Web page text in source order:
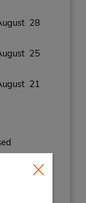
28
25
21